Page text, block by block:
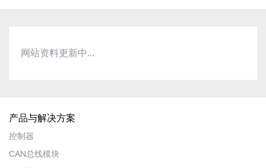
网站资料更新中...
产品与解决方案
控制器
CAN总线模块